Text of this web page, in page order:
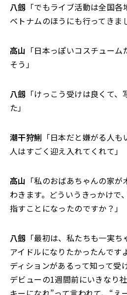
八劔 「でもライブ活動は全国
ベトナムのほうにも行ってきま
高山 「日本っぽいコスチュー
そう」
八劔 「けっこう受けは良くて
た」
潮干狩鯏 「日本だと嫌がる人
人はすごく迎え入れてくれて」
高山 「私のおばあちゃんの家
わきます。どういうきっかけで
指すことになったのですか？」
八劔 「最初は、私たちも一実
アイドルになりたかったんです
ディションがあるって知って受
デビューの1週間前にいきなり